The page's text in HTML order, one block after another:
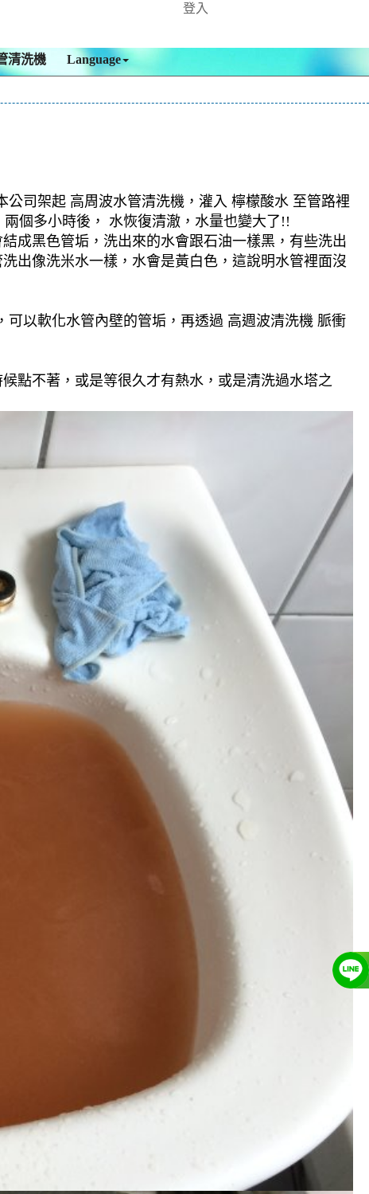
登入
清洗機 Language
司架起 高周波水管清洗機，灌入 檸檬酸水 至管路裡
個多小時後， 水恢復清澈，水量也變大了!!
成黑色管垢，洗出來的水會跟石油一樣黑，有些洗出
出像洗米水一樣，水會是黃白色，這說明水管裡面沒
以軟化水管內壁的管垢，再透過 高週波清洗機 脈衝
點不著，或是等很久才有熱水，或是清洗過水塔之